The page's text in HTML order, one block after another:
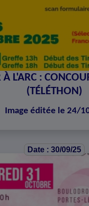
À L'ARC :
(TÉLÉTHON)
Image éditée le 24/
Date : 30/09/25